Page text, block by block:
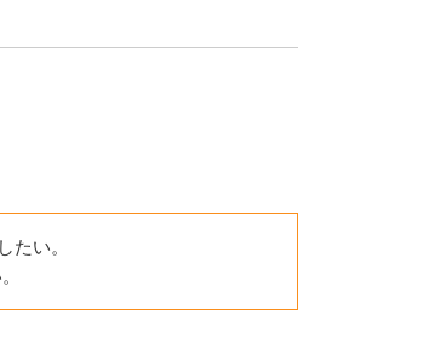
たい。